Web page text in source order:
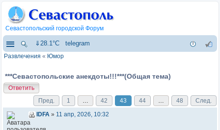
Севастопольский городской Форум
⇓28.1°C telegram
Развлечения « Юмор
***Севастопольские анекдоты!!!***(Общая тема)
Ответить
Пред.
1 … 42 43 44 … 48 След.
IDFA » 11 апр, 2026, 10:32